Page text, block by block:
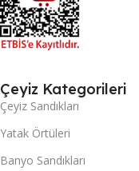
Çeyiz Kategorileri
Çeyiz Sandıkları
Yatak Örtüleri
Banyo Sandıkları